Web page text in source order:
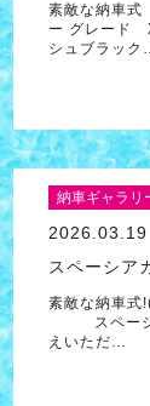
素敵な納車
ー グレード
シュブラック
納車ギャラリ
2026.03.19
スペーシア
素敵な納車式
スペーシ
えいただ…